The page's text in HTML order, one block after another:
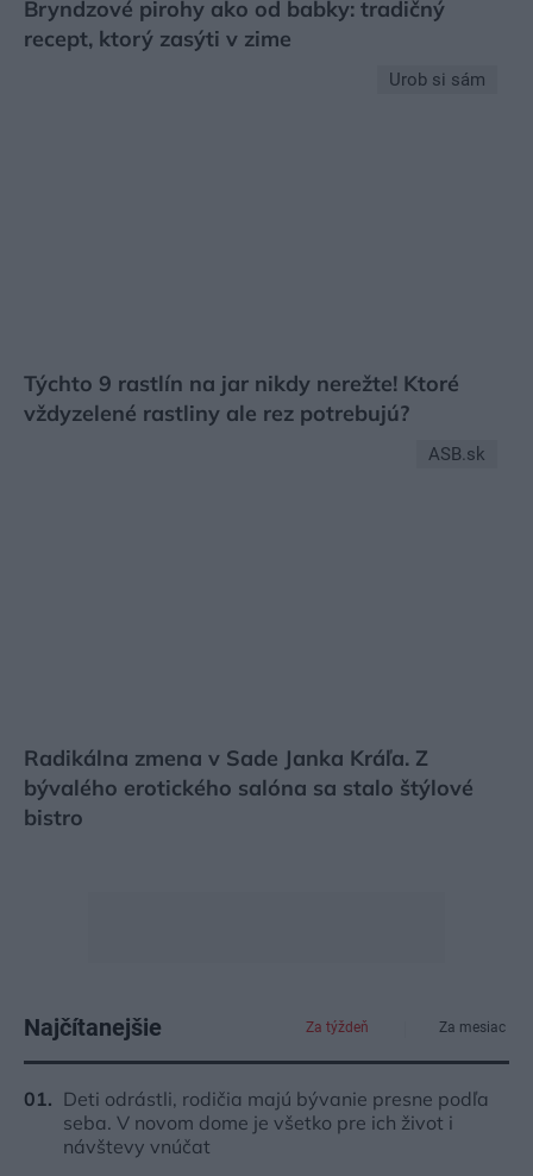
bývalého erotického salóna sa stalo štýlové
bistro